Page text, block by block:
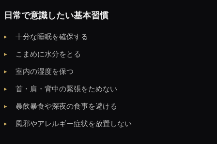
日常で意識したい基本習慣
十分な睡眠を確保する
こまめに水分をとる
室内の湿度を保つ
首・肩・背中の緊張をためない
暴飲暴食や深夜の食事を避ける
風邪やアレルギー症状を放置しない